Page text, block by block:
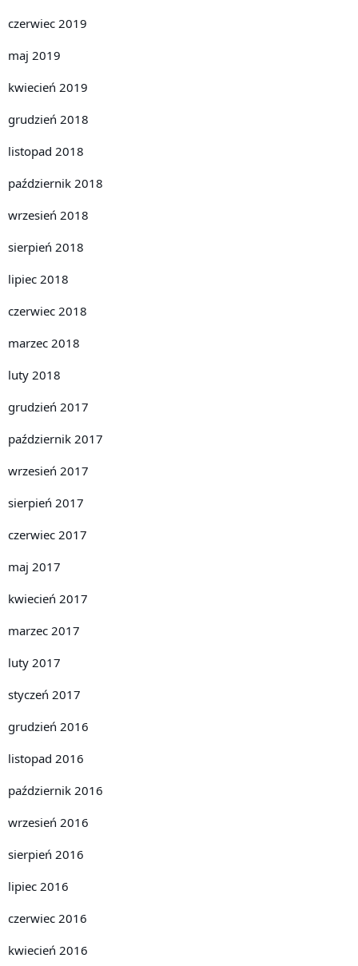
czerwiec 2019
maj 2019
kwiecień 2019
grudzień 2018
listopad 2018
październik 2018
wrzesień 2018
sierpień 2018
lipiec 2018
czerwiec 2018
marzec 2018
luty 2018
grudzień 2017
październik 2017
wrzesień 2017
sierpień 2017
czerwiec 2017
maj 2017
kwiecień 2017
marzec 2017
luty 2017
styczeń 2017
grudzień 2016
listopad 2016
październik 2016
wrzesień 2016
sierpień 2016
lipiec 2016
czerwiec 2016
kwiecień 2016